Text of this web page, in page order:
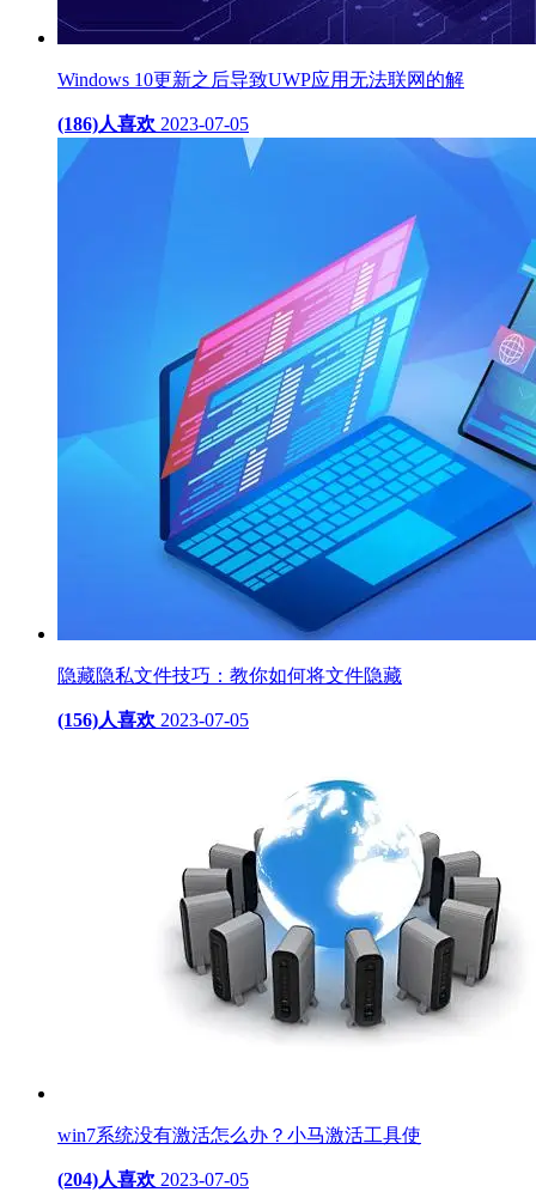
Windows 10更新之后导致UWP应用无法联网的解
(186)人喜欢 2023-07-05
隐藏隐私文件技巧：教你如何将文件隐藏
(156)人喜欢 2023-07-05
win7系统没有激活怎么办？小马激活工具使
(204)人喜欢 2023-07-05